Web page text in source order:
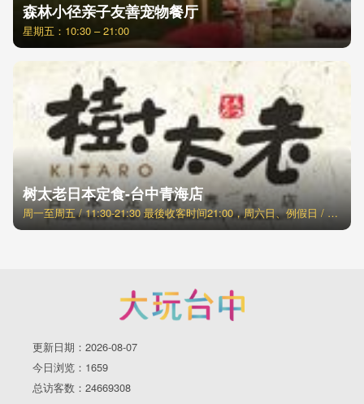
森林小径亲子友善宠物餐厅
星期五：10:30 – 21:00
树太老日本定食-台中青海店
周一至周五 / 11:30-21:30 最後收客时间21:00，周六日、例假日 / 11:00-21:30 最後收客时间21:00
更新日期：2026-08-07
今日浏览：1659
总访客数：24669308